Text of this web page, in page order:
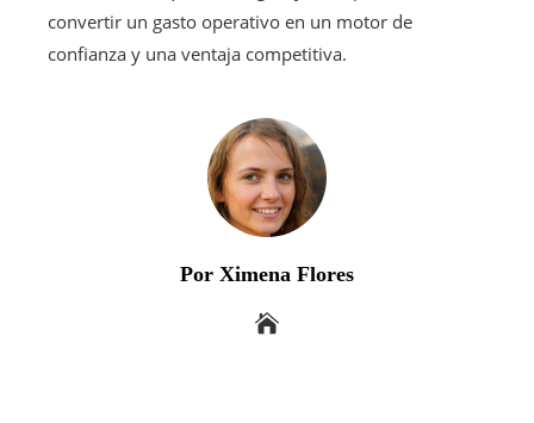
convertir un gasto operativo en un motor de
confianza y una ventaja competitiva.
Por Ximena Flores